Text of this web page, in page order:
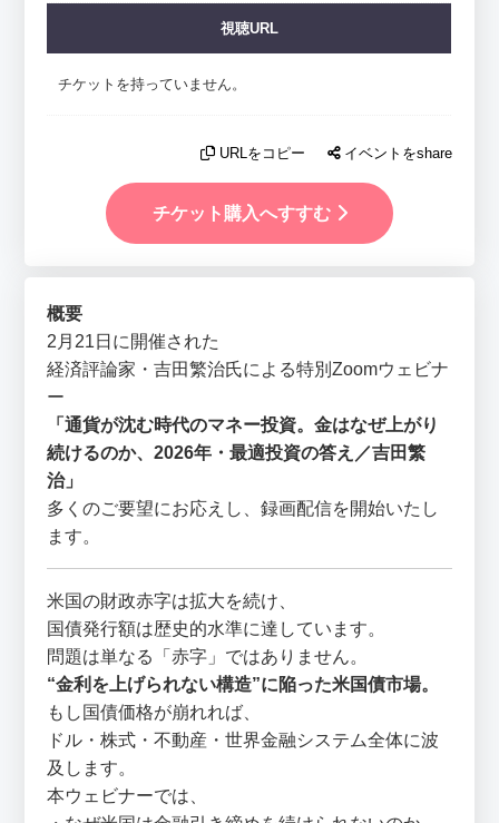
視聴URL
チケットを持っていません。
イベントをshare
URLをコピー
チケット購入へすすむ
概要
2月21日に開催された
経済評論家・吉田繁治氏による特別Zoomウェビナ
ー
「通貨が沈む時代のマネー投資。金はなぜ上がり
続けるのか、2026年・最適投資の答え／吉田繁
治」
多くのご要望にお応えし、録画配信を開始いたし
ます。
米国の財政赤字は拡大を続け、
国債発行額は歴史的水準に達しています。
問題は単なる「赤字」ではありません。
“金利を上げられない構造”に陥った米国債市場。
もし国債価格が崩れれば、
ドル・株式・不動産・世界金融システム全体に波
及します。
本ウェビナーでは、